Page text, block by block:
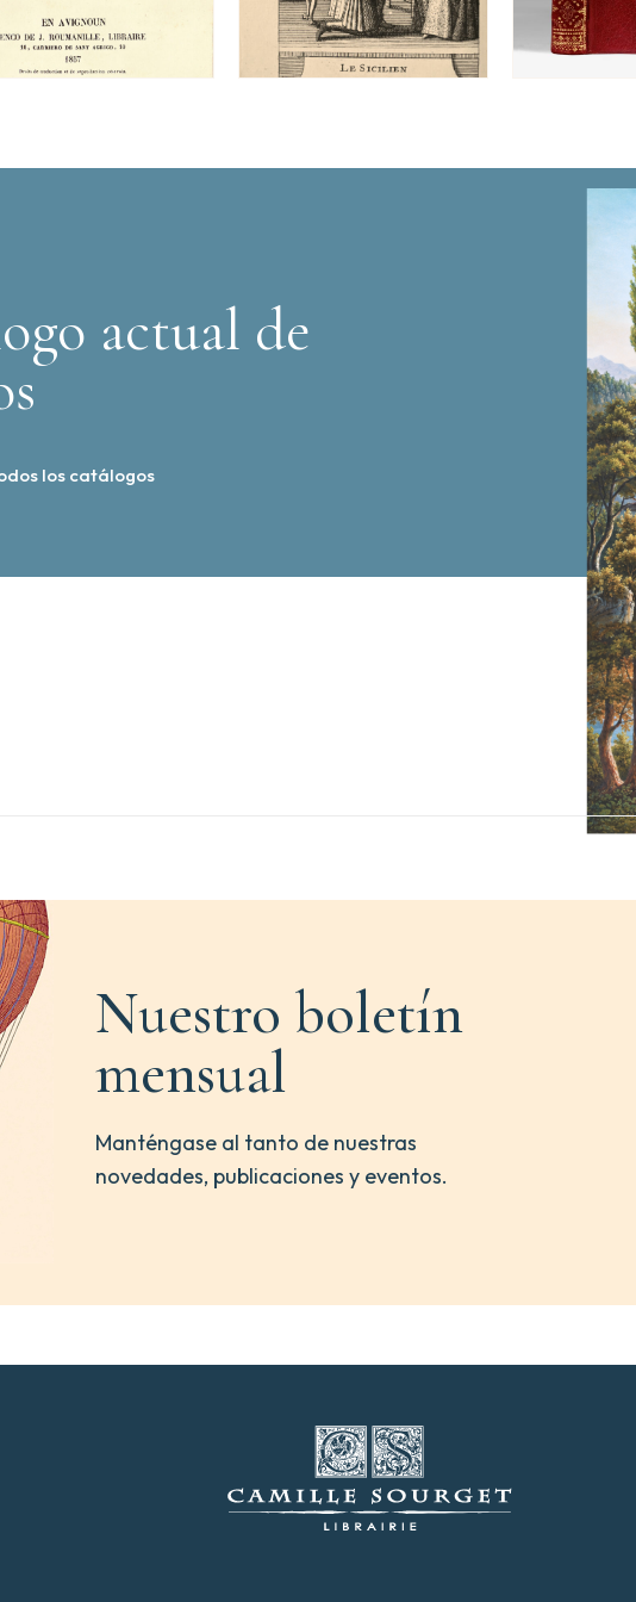
actual de
los catálogos
Nuestro boletín
mensual
Manténgase al tanto de nuestras
novedades, publicaciones y eventos.